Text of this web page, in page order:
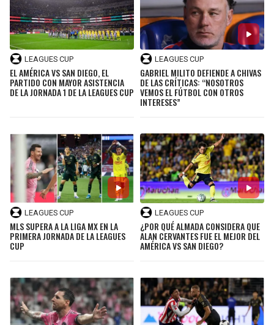
LEAGUES CUP
EL AMÉRICA VS SAN DIEGO, EL
PARTIDO CON MAYOR ASISTENCIA
DE LA JORNADA 1 DE LA LEAGUES CUP
LEAGUES CUP
GABRIEL MILITO DEFIENDE A CHIVAS
DE LAS CRÍTICAS: “NOSOTROS
VEMOS EL FÚTBOL CON OTROS
INTERESES”
LEAGUES CUP
MLS SUPERA A LA LIGA MX EN LA
PRIMERA JORNADA DE LA LEAGUES
CUP
LEAGUES CUP
¿POR QUÉ ALMADA CONSIDERA QUE
ALAN CERVANTES FUE EL MEJOR DEL
AMÉRICA VS SAN DIEGO?